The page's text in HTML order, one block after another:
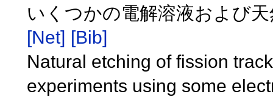
いくつかの電解溶液および
[Net] [Bib]
Natural etching of fission
experiments using some